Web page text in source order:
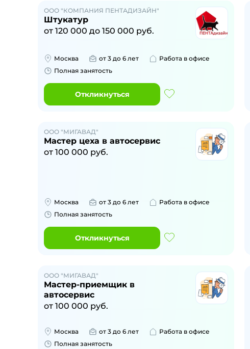
ООО "КОМПАНИЯ ПЕНТАДИЗАЙН"
Штукатур
от 120 000 до 150 000 руб.
Москва от 3 до 6 лет
Работа в офисе
Полная занятость
Откликнуться
ООО "МИГАВАД"
Мастер цеха в автосервис
от 100 000 руб.
Москва от 3 до 6 лет
Работа в офисе
Полная занятость
Откликнуться
ООО "МИГАВАД"
Мастер-приемщик в
автосервис
от 100 000 руб.
Москва от 3 до 6 лет
Работа в офисе
Полная занятость